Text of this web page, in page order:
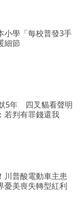
小學「每校普發3手
細節
5年 四叉貓看聲明
若判有罪錢還我
川普酸電動車主患
憂美喪失轉型紅利